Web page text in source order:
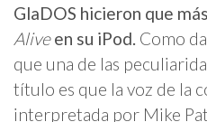
GlaDOS hicieron que
Aliveen su iPod. Como
que una de las
título es que la voz de la
interpretada por Mike